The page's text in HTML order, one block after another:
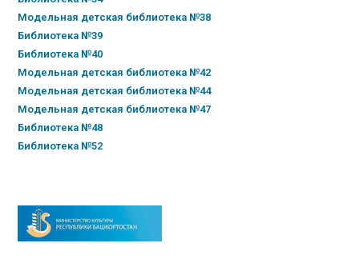
Модельная детская библиотека №38
Библиотека №39
Библиотека №40
Модельная детская библиотека №42
Модельная детская библиотека №44
Модельная детская библиотека №47
Библиотека №48
Библиотека №52